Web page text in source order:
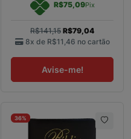
R$75,09Pix
R$141,15 R$79,04
8x de R$11,46 no cartão
Avise-me!
36%